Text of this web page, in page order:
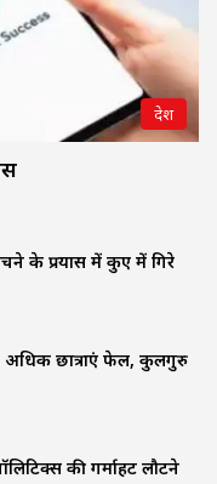
देश
के प्रयास में कुए में गिरे
अधिक छात्राएं फेल, कुलगुरु
की गर्माहट लौटने